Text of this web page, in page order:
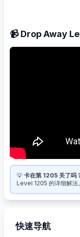
📹 Drop Away
💡 卡在第 1205 关了吗
Level 1205 的详细解法
快速导航